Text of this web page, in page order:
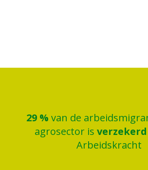
30 % van de
agrosector is verzekerd
Arbeidskracht